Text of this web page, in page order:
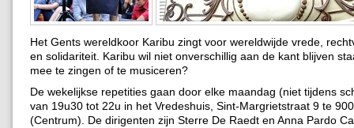
Het Gents wereldkoor Karibu zingt voor wereldwijde vrede,
en solidariteit. Karibu wil niet onverschillig aan de kant blijven
mee te zingen of te musiceren?
De wekelijkse repetities gaan door elke maandag (niet tijdens
van 19u30 tot 22u in het Vredeshuis, Sint-Margrietstraat 9 te
(Centrum). De dirigenten zijn Sterre De Raedt en Anna Pardo